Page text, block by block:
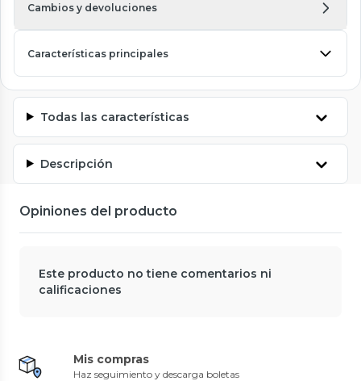
Cambios y devoluciones
Características principales
Todas las características
Descripción
Opiniones del producto
Este producto no tiene comentarios ni
calificaciones
Mis compras
Haz seguimiento y descarga boletas